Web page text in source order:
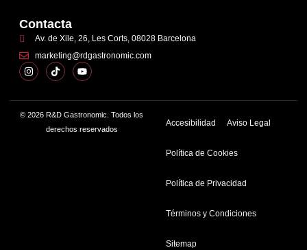
Contacta
Av. de Xile, 26, Les Corts, 08028 Barcelona
marketing@rdgastronomic.com
© 2026 R&D Gastronomic. Todos los
derechos reservados
Accesibilidad Aviso Legal
Política de Cookies
Política de Privacidad
Términos y Condiciones
Sitemap